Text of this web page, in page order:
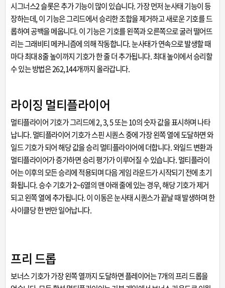
시그너스2 슬롯은 추가 기능이 많이 있습니다. 가장 먼저 눈사태 기능이 등
장하는데, 이 기능은 그리드에서 승리한 조합을 제거하고 새로운 기호를 드
롭하여 공백을 메웁니다. 이 기능은 기호를 왼쪽과 오른쪽으로 굴러 떨어뜨
리는 그래비티 메커니즘에 의해 작동합니다. 눈사태가 연속으로 발생할 때
마다 최대 8줄 높이까지 기호가 한 줄 더 추가됩니다. 최대 높이에서 승리할
수 있는 방법은 262,144개까지 올라갑니다.
라이징 멀티플라이어
멀티플라이어 기호가 그리드에 2, 3, 5 또는 10의 숫자 값을 표시하며 나타
납니다. 멀티플라이어 기호가 스핀 시퀀스 중에 가장 왼쪽 열에 도달하면 와
일드 기호가 되어 해당 값을 승리 멀티플라이어에 더합니다. 와일드 변환과
멀티플라이어가 증가하면 승리 평가가 이루어질 수 있습니다. 멀티플라이
어는 이후의 모든 승리에 적용되며 다음 게임 라운드가 시작되기 전에 초기
화됩니다. 승수 기호가 2~6열의 맨 아래 줄에 있는 경우, 해당 기호가 제거
되고 왼쪽 열에 추가됩니다. 이 이동은 눈사태 시퀀스가 끝날 때 발생하며 한
사이클당 한 번만 일어납니다.
프리 드롭
보너스 기호가 가장 왼쪽 열까지 도달하면 플레이어는 7개의 프리 드롭을